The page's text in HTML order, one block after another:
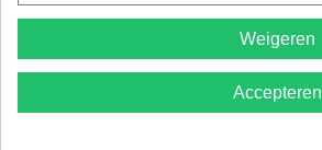
Rol Handdoeken 47x55cm 56st
Weigeren
Accepteren